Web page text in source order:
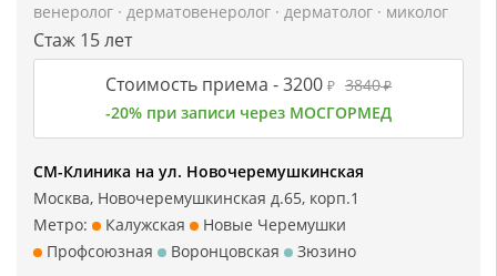
венеролог · дерматовенеролог · дерматолог · миколог
Стаж 15 лет
Стоимость приема -3200 ₽ 3840₽
-20% при записи через МОСГОРМЕД
СМ-Клиника на ул. Новочеремушкинская
Москва, Новочеремушкинская д.65, корп.1
Метро:
Калужская
Новые Черемушки
Профсоюзная
Воронцовская Зюзино